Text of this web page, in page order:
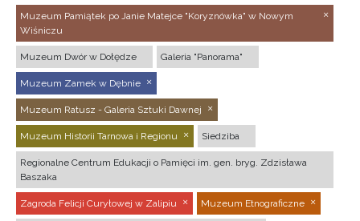
Muzeum Pamiątek po Janie Matejce "Koryznówka" w Nowym
Wiśniczu
Muzeum Dwór w Dołędze Galeria "Panorama"
Muzeum Zamek w Dębnie
Muzeum Ratusz - Galeria Sztuki Dawnej
Muzeum Historii Tarnowa i Regionu Siedziba
Regionalne Centrum Edukacji o Pamięci im. gen. bryg. Zdzisława
Baszaka
Zagroda Felicji Curyłowej w Zalipiu Muzeum Etnograficzne